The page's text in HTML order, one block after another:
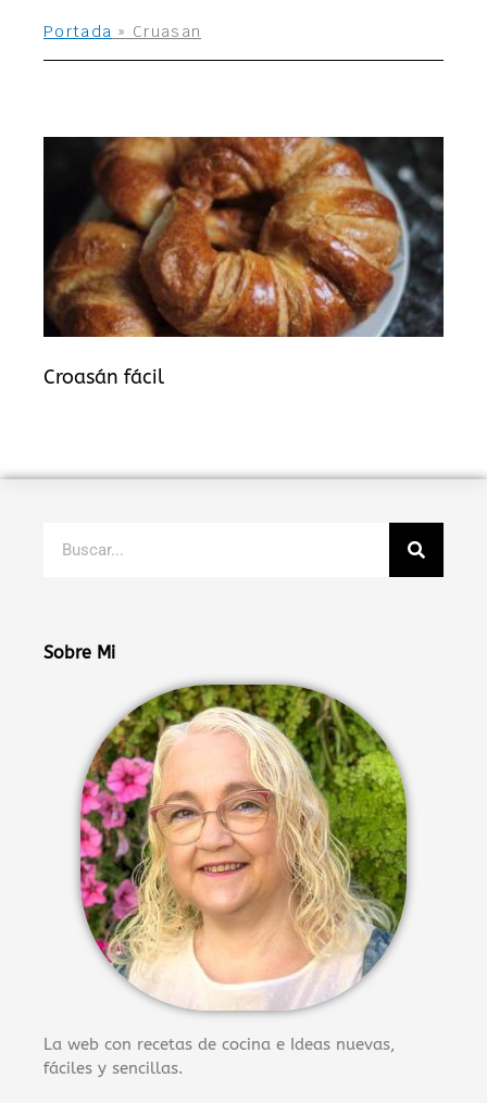
Portada » Cruasan
Croasán fácil
Sobre Mi
La web con recetas de cocina e Ideas nuevas,
fáciles y sencillas.